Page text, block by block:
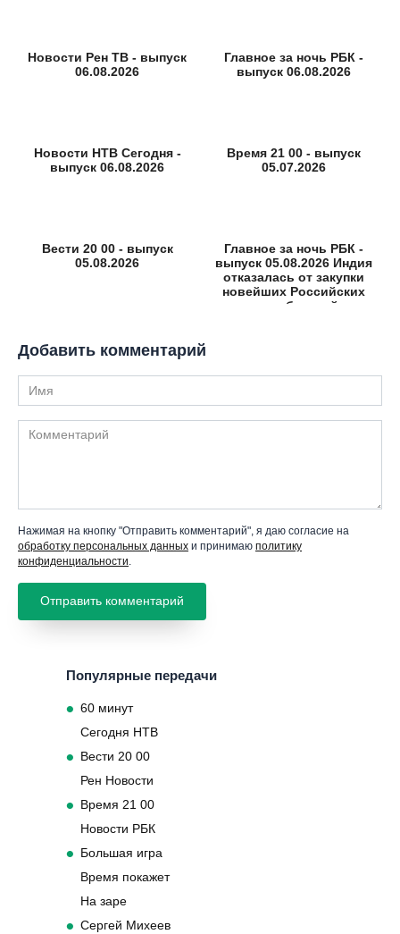
Новости Рен ТВ - выпуск
06.08.2026
Главное за ночь РБК -
выпуск 06.08.2026
Новости НТВ Сегодня -
выпуск 06.08.2026
Время 21 00 - выпуск
05.07.2026
Вести 20 00 - выпуск
05.08.2026
Главное за ночь РБК -
выпуск 05.08.2026 Индия
отказалась от закупки
новейших Российских
истребителей
Добавить комментарий
Имя
Комментарий
Нажимая на кнопку "Отправить комментарий", я даю согласие на
обработку персональных данных и принимаю политику
конфиденциальности
Популярные передачи
60 минут
Сегодня НТВ
Вести 20 00
Рен Новости
Время 21 00
Новости РБК
Большая игра
Время покажет
На заре
Сергей Михеев